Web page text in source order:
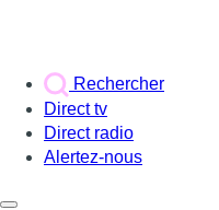
Rechercher
Direct tv
Direct radio
Alertez-nous